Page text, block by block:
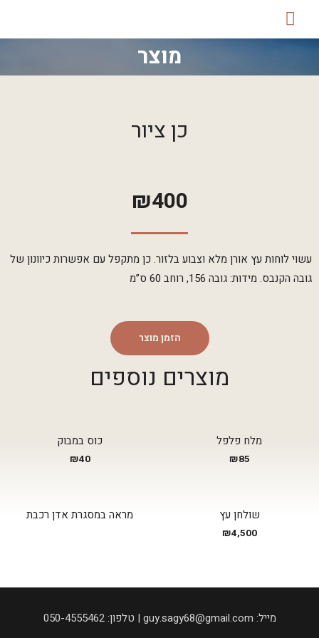
מוצר
כן ציור
₪400
עשוי לוחות עץ אורן מלא וצבוע בלזור. כן מתקפל עם אפשרות כיוונון של
גובה הקנבס. מידות: גובה 156, רוחב 60 ס”מ
הזמן מוצר
מוצרים נוספים
כוס במבוק
₪40
מלח פלפל
₪85
מראה במסגרת אדן רכבת שולחן עץ
₪4,500
050-4555462 :טלפון | guy.sagy68@gmail.com :מייל